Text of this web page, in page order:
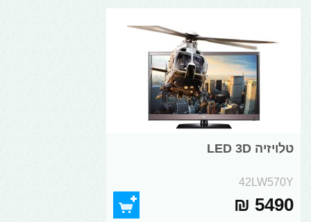
טלויזיה LED 3D
42LW570Y
5490 ₪